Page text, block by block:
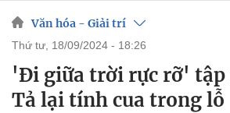
Văn hóa - Giải trí
thứ tư, 18/09/2024 - 18:26
'Đi giữa trời rực rỡ' tập
Tả lại tính cua trong lỗ